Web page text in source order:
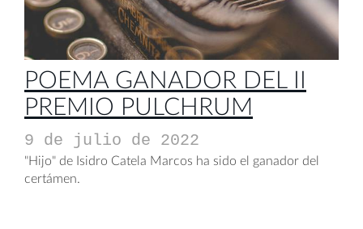
POEMA GANADOR DEL II
PREMIO PULCHRUM
9 de julio de 2022
"Hijo" de Isidro Catela Marcos ha sido el ganador del
certámen.